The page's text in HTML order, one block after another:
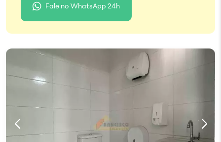
Fale no WhatsApp 24h